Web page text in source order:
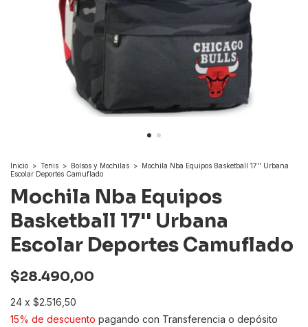
Inicio > Tenis > Bolsos y Mochilas > Mochila Nba Equipos Basketball 17'' Urbana
Escolar Deportes Camuflado
Mochila Nba Equipos
Basketball 17'' Urbana
Escolar Deportes Camuflado
$28.490,00
24 x $2.516,50
15% de descuento pagando con Transferencia o depósito